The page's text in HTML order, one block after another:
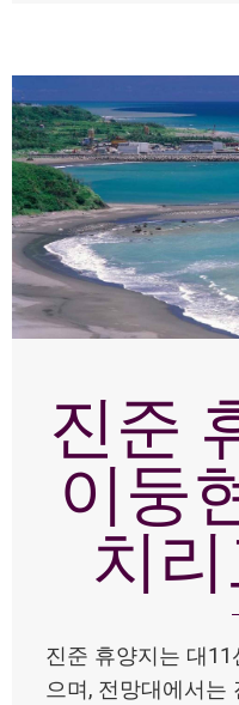
진준
이둥
치리
진준 휴양지는 대
으며, 전망대에서는